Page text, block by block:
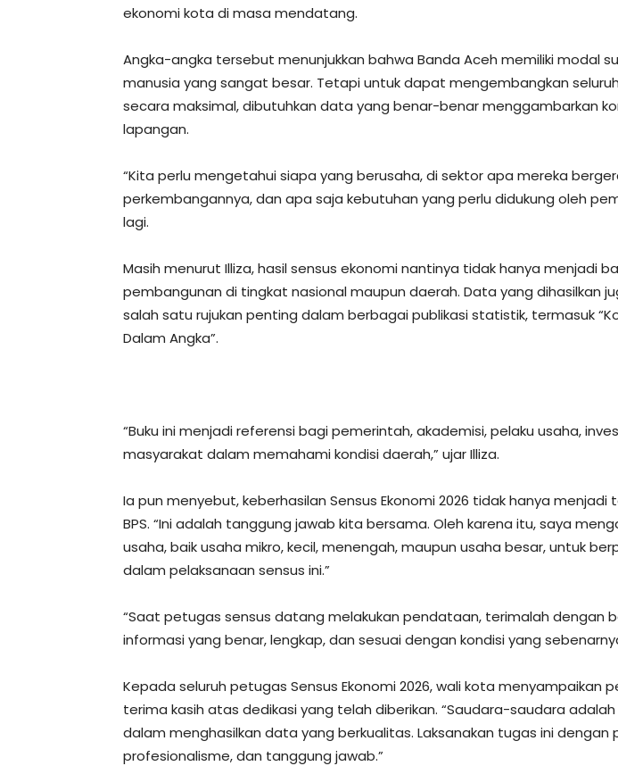
ekonomi kota di masa mendatang.
Angka-angka tersebut menunjukkan bahwa Banda Aceh memiliki modal
manusia yang sangat besar. Tetapi untuk dapat mengembangkan
secara maksimal, dibutuhkan data yang benar-benar menggambarkan
lapangan.
“Kita perlu mengetahui siapa yang berusaha, di sektor apa mereka
perkembangannya, dan apa saja kebutuhan yang perlu didukung oleh
lagi.
Masih menurut Illiza, hasil sensus ekonomi nantinya tidak hanya menjadi
pembangunan di tingkat nasional maupun daerah. Data yang dihasilkan
salah satu rujukan penting dalam berbagai publikasi statistik, termasuk
Dalam Angka”.
“Buku ini menjadi referensi bagi pemerintah, akademisi, pelaku usaha,
masyarakat dalam memahami kondisi daerah,” ujar Illiza.
Ia pun menyebut, keberhasilan Sensus Ekonomi 2026 tidak hanya menjadi
BPS. “Ini adalah tanggung jawab kita bersama. Oleh karena itu, saya
usaha, baik usaha mikro, kecil, menengah, maupun usaha besar, untuk
dalam pelaksanaan sensus ini.”
“Saat petugas sensus datang melakukan pendataan, terimalah dengan
informasi yang benar, lengkap, dan sesuai dengan kondisi yang
Kepada seluruh petugas Sensus Ekonomi 2026, wali kota menyampaikan
terima kasih atas dedikasi yang telah diberikan. “Saudara-saudara
dalam menghasilkan data yang berkualitas. Laksanakan tugas ini dengan
profesionalisme, dan tanggung jawab.”